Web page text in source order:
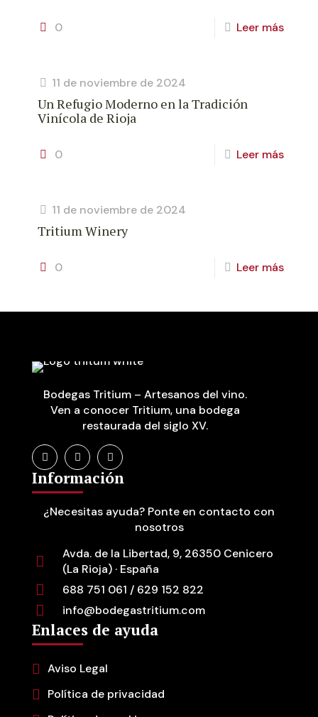
0 Leer más
11 de noviembre de 2024
Un Refugio Moderno en la Tradición
Vinícola de Rioja
0 Leer más
11 de noviembre de 2024
Tritium Winery
0 Leer más
Bodegas Tritium – Artesanos del vino.
Ven a conocer Tritium, una bodega
restaurada del siglo XV.
Información
¿Necesitas ayuda? Ponte en contacto con
nosotros
Avda. de la Libertad, 9, 26350 Cenicero
(La Rioja) · España
688 751 061 / 629 152 822
info@bodegastritium.com
Enlaces de ayuda
Aviso Legal
Política de privacidad